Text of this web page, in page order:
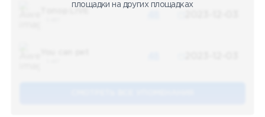
площадки на других площадках